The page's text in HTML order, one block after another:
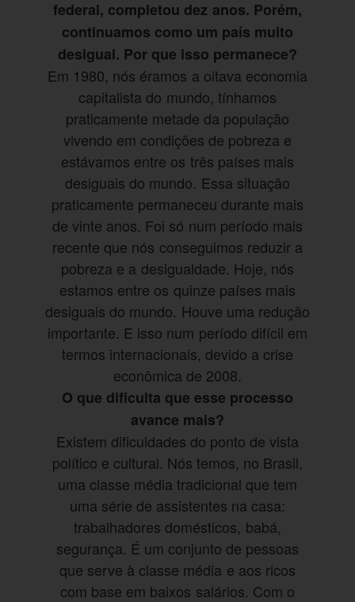
federal, completou dez anos. Porém,
continuamos como um país muito
desigual. Por que isso permanece?
Em 1980, nós éramos a oitava economia
capitalista do mundo, tínhamos
praticamente metade da população
vivendo em condições de pobreza e
estávamos entre os três países mais
desiguais do mundo. Essa situação
praticamente permaneceu durante mais
de vinte anos. Foi só num período mais
recente que nós conseguimos reduzir a
pobreza e a desigualdade. Hoje, nós
estamos entre os quinze países mais
desiguais do mundo. Houve uma redução
importante. E isso num período difícil em
termos internacionais, devido a crise
econômica de 2008.
O que dificulta que esse processo
avance mais?
Existem dificuldades do ponto de vista
político e cultural. Nós temos, no Brasil,
uma classe média tradicional que tem
uma série de assistentes na casa:
trabalhadores domésticos, babá,
segurança. É um conjunto de pessoas
que serve à classe média e aos ricos
com base em baixos salários. Com o